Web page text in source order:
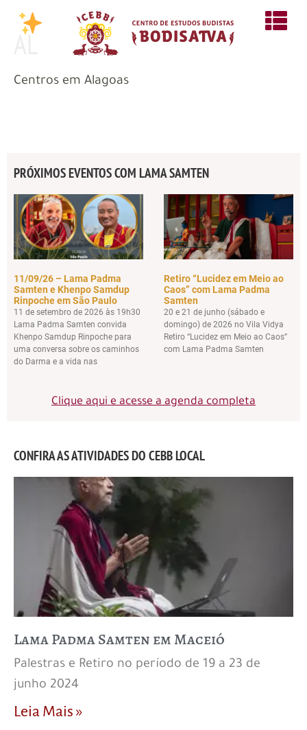
AL
Centros em Alagoas
PRÓXIMOS EVENTOS COM LAMA SAMTEN
11/09/26 – Lama Padma
Samten e Khenpo Samdup
Rinpoche em São Paulo
11 de setembro de 2026 às 19h30
Lama Padma Samten convida
Khenpo Samdup Rinpoche para
uma conversa sobre os caminhos
do Darma e a vida nas
Retiro “Lucidez em Meio ao
Caos” com Lama Padma
Samten
20 e 21 de junho (sábado e
domingo) de 2026 no Vila Vidya
Retiro “Lucidez em Meio ao Caos”
com Lama Padma Samten
Clique aqui e acesse a agenda completa
CONFIRA AS ATIVIDADES DO CEBB LOCAL
Lama Padma Samten em Maceió
Palestras e Retiro no período de 19 a 23 de
junho 2024
Leia Mais »